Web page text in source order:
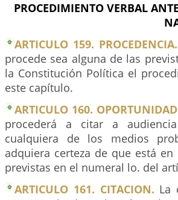
PROCEDIMIENTO VERBAL
ARTICULO 159. PROCEDENCIA.
procede sea alguna de las
la Constitución Política el
este capítulo.
ARTICULO 160.
procederá a citar a
cualquiera de los medios
adquiera certeza de que está
previstas en el numeral lo. del
ARTICULO 161. CITACION. La